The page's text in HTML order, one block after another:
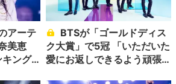
美恵
キング
ク大賞」で5冠 「いただいた
愛にお返しできるよう頑張